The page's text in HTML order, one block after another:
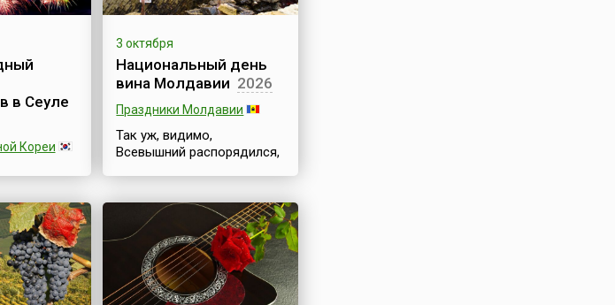
в Сеуле
Кореи
год в
3 октября
Национальный день
вина Молдавии 2026
Праздники Молдавии
Так уж, видимо,
Всевышний распорядился,
расположилась Молдавия,
тон всей жизни задавала
виноградная лоза. Вино в
Молдавии — больше чем
вино. Это безусловный
символ республики,